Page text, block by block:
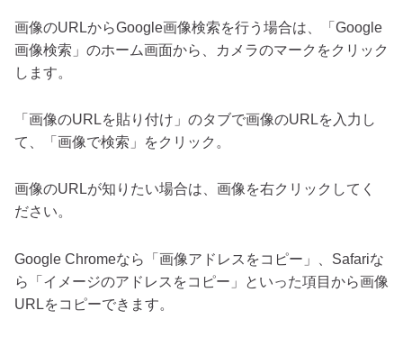
画像のURLからGoogle画像検索を行う場合は、「Google
画像検索」のホーム画面から、カメラのマークをクリック
します。
「画像のURLを貼り付け」のタブで画像のURLを入力し
て、「画像で検索」をクリック。
画像のURLが知りたい場合は、画像を右クリックしてく
ださい。
Google Chromeなら「画像アドレスをコピー」、Safariな
ら「イメージのアドレスをコピー」といった項目から画像
URLをコピーできます。